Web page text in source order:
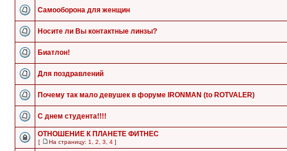
Самооборона для женщин
Носите ли Вы контактные линзы?
Биатлон!
Для поздравлений
Почему так мало девушек в форуме IRONMAN (to ROTVALER)
С днем студента!!!!
ОТНОШЕНИЕ К ПЛАНЕТЕ ФИТНЕС
[ На страницу: 1 2 3 4 ]